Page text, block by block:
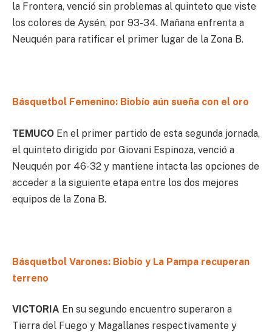
la Frontera, venció sin problemas al quinteto que viste
los colores de Aysén, por 93-34. Mañana enfrenta a
Neuquén para ratificar el primer lugar de la Zona B.
Básquetbol Femenino: Biobío aún sueña con el oro
TEMUCO En el primer partido de esta segunda jornada,
el quinteto dirigido por Giovani Espinoza, venció a
Neuquén por 46-32 y mantiene intacta las opciones de
acceder a la siguiente etapa entre los dos mejores
equipos de la Zona B.
Básquetbol Varones: Biobío y La Pampa recuperan
terreno
VICTORIA En su segundo encuentro superaron a
Tierra del Fuego y Magallanes respectivamente y